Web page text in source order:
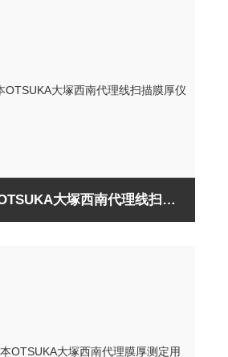
日本OTSUKA大塚西南代理线扫描膜厚仪晶圆用